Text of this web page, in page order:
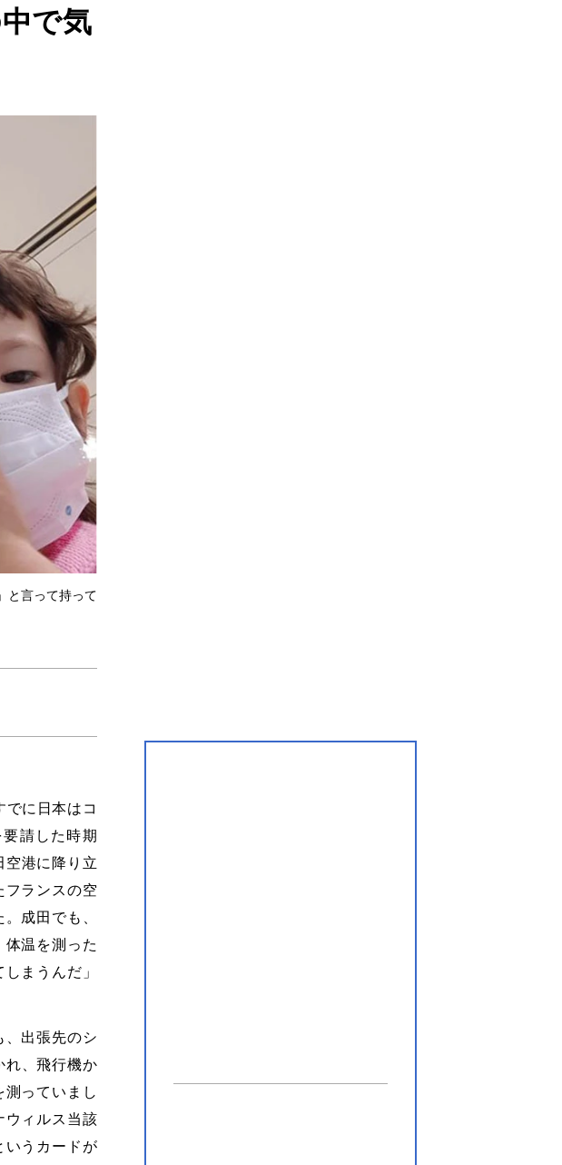
で気
と言って持って
でに日本はコ
請した時期
空港に降り立
フランスの空
成田でも、
温を測った
まうんだ」
、出張先のシ
れ、飛行機か
っていまし
ウィルス当該
いうカードが